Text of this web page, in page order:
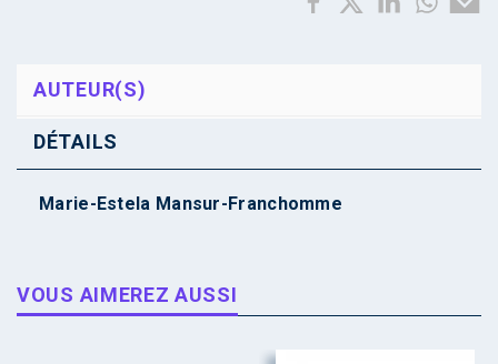
AUTEUR(S)
DÉTAILS
Marie-Estela Mansur-Franchomme
VOUS AIMEREZ AUSSI